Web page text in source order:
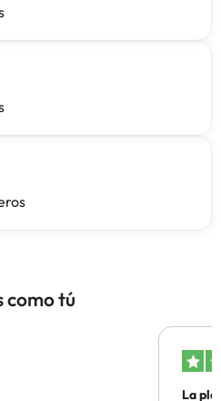
como tú
La